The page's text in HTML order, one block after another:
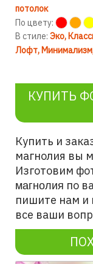
потолок
По цвету:
В стиле: Эко
Лофт Минимализм
КУПИТЬ
Купить и
магнолия вы
Изготовим
магнолия по
пишите нам и
все ваши